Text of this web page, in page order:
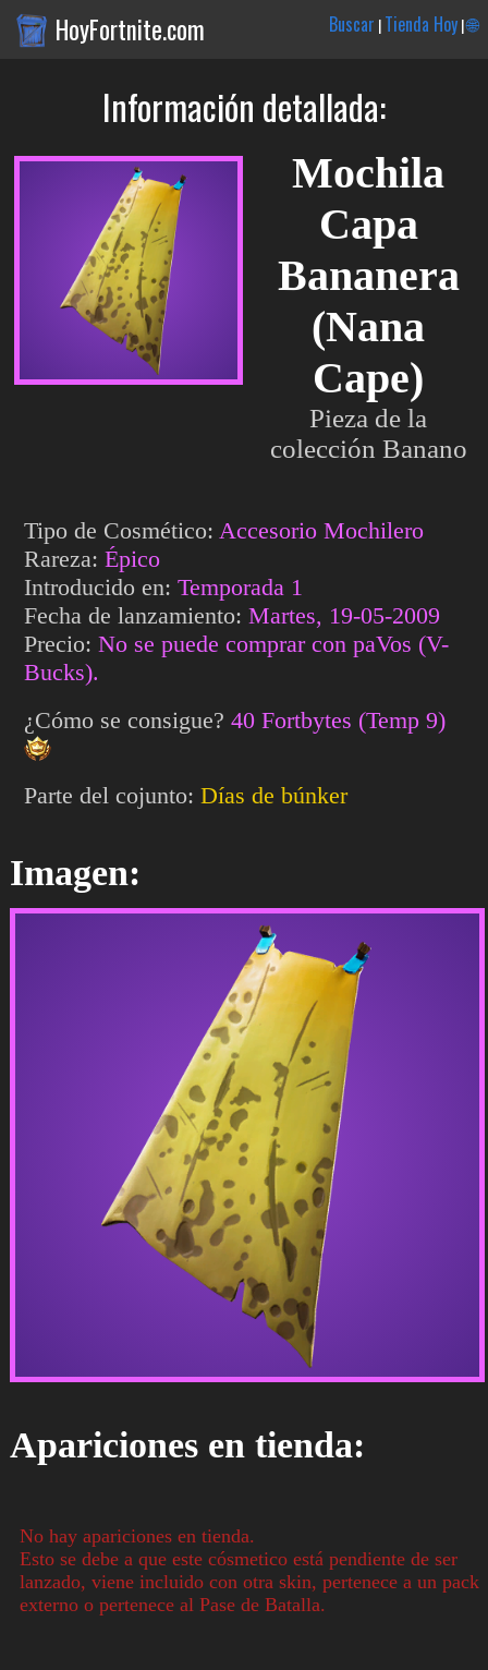
HoyFortnite.com Buscar |Tienda Hoy|🌐
Información detallada:
Mochila
Capa
Bananera
(Nana
Cape)
Pieza de la
colección Banano
Tipo de Cosmético: Accesorio Mochilero
Rareza:Épico
Introducido en:Temporada 1
Fecha de lanzamiento:Martes, 19-05-2009
Precio:No se puede comprar con paVos (V-
Bucks).
¿Cómo se consigue?40 Fortbytes (Temp 9)
Parte del cojunto:Días de búnker
Imagen:
Apariciones en tienda:
No hay apariciones en tienda.
Esto se debe a que este cósmetico está pendiente de ser
lanzado, viene incluido con otra skin, pertenece a un pack
externo o pertenece al Pase de Batalla.